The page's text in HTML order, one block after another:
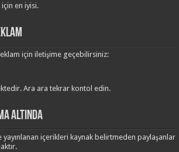
için en iyisi.
için iletişime geçebilirsiniz:
Ara ara tekrar kontol edin.
Altında
içerikleri kaynak belirtmeden paylaşanlar